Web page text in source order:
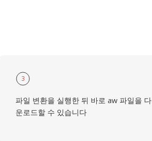
3
파일 변환을 실행한 뒤 바로 aw 파일을 다
운로드할 수 있습니다